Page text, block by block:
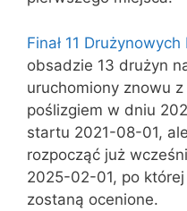
Finał 11
obsadzie 13 drużyn
uruchomiony znowu
poślizgiem w dniu
startu 2021-08-01,
rozpocząć już
2025-02-01, po
zostaną ocenione.